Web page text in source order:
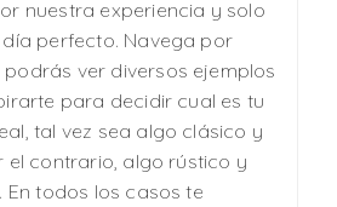
nuestra experiencia y solo
perfecto. Navega por
ver diversos ejemplos
para decidir cual es tu
tal vez sea algo clásico y
el contrario, algo rústico y
En todos los casos te